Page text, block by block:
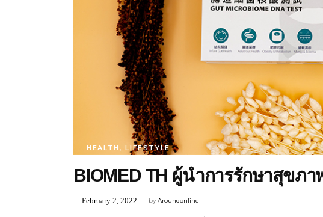
HEALTH ,LIFESTYLE
BIOMED TH ผู้นำการรักษาสุขภ
byAroundonline
February 2, 2022